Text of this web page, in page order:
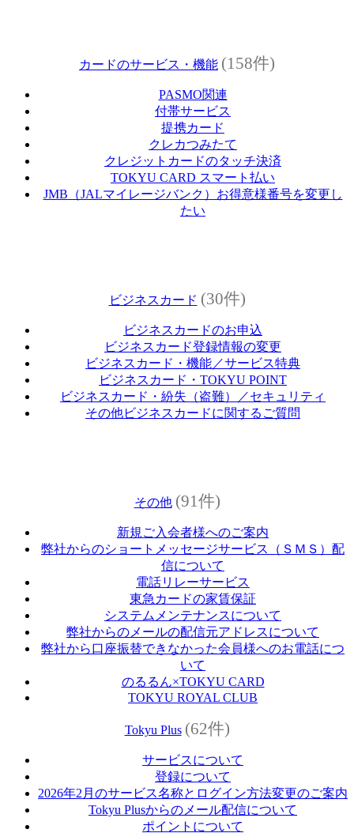
カードのサービス・機能 (158件)
PASMO関連
付帯サービス
提携カード
クレカつみたて
クレジットカードのタッチ決済
TOKYU CARD スマート払い
JMB（JALマイレージバンク）お得意様番号を変更し
たい
ビジネスカード (30件)
ビジネスカードのお申込
ビジネスカード登録情報の変更
ビジネスカード・機能／サービス特典
ビジネスカード・TOKYU POINT
ビジネスカード・紛失（盗難）／セキュリティ
その他ビジネスカードに関するご質問
その他 (91件)
新規ご入会者様へのご案内
弊社からのショートメッセージサービス（ＳＭＳ）配
信について
電話リレーサービス
東急カードの家賃保証
システムメンテナンスについて
弊社からのメールの配信元アドレスについて
弊社から口座振替できなかった会員様へのお電話につ
いて
のるるん×TOKYU CARD
TOKYU ROYAL CLUB
Tokyu Plus (62件)
サービスについて
登録について
2026年2月のサービス名称とログイン方法変更のご案内
Tokyu Plusからのメール配信について
ポイントについて